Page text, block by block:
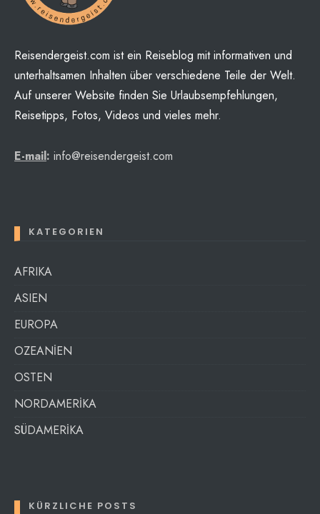
Reisendergeist.com ist ein Reiseblog mit informativen und
unterhaltsamen Inhalten über verschiedene Teile der Welt.
Auf unserer Website finden Sie Urlaubsempfehlungen,
Reisetipps, Fotos, Videos und vieles mehr.
E-mail: info@reisendergeist.com
KATEGORIEN
AFRIKA
ASIEN
EUROPA
OZEANİEN
OSTEN
NORDAMERİKA
SÜDAMERİKA
KÜRZLICHE POSTS